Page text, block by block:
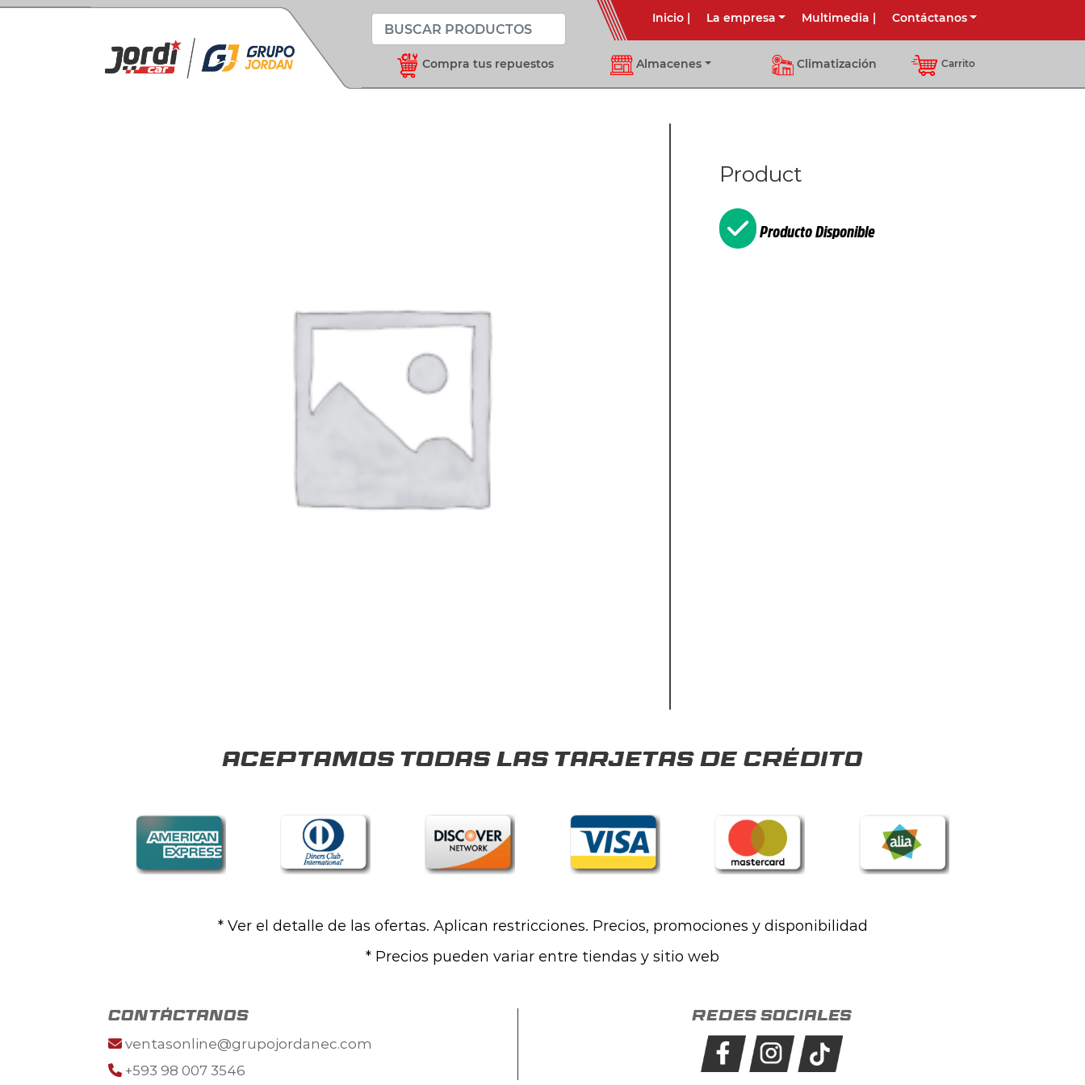
Inicio| La empresa Multimedia | Contáctanos
Compra tus repuestos Almacenes Climatización Carrito
Product
Producto Disponible
Aceptamos todas las tarjetas de crédito
* Ver el detalle de las ofertas. Aplican restricciones. Precios, promociones y disponibilidad
* Precios pueden variar entre tiendas y sitio web
contáctanos
ventasonline@grupojordanec.com
+593 98 007 3546
Redes sociales